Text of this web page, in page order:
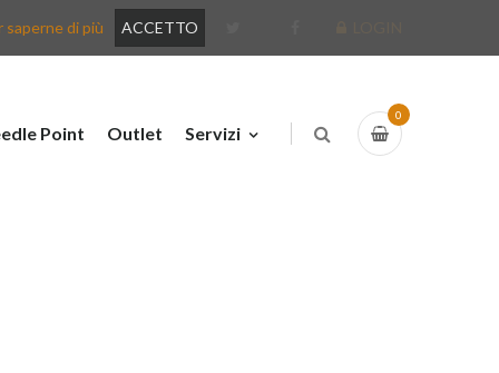
Point Outlet Servizi
0
saperne di più ACCETTO